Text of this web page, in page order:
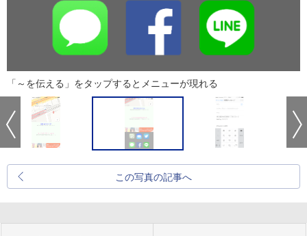
「～を伝える」をタップするとメニューが現れる
この写真の記事へ